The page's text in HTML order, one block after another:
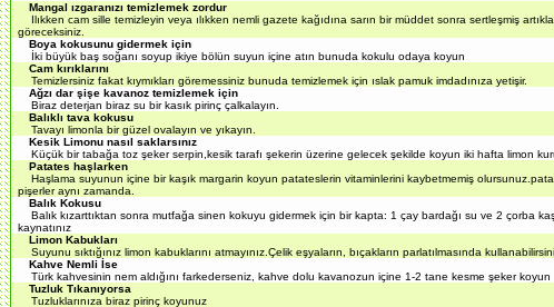
Mangal ızgaranızı temizlemek zordur
Ilıkken cam sille temizleyin veya ılıkken nemli gazete kağıdına sarın bir müddet sonra sertleşmiş
göreceksiniz.
Boya kokusunu gidermek için
İki büyük baş soğanı soyup ikiye bölün suyun içine atın bunuda kokulu odaya koyun
Cam kırıklarını
Temizlersiniz fakat kıymıkları göremessiniz bunuda temizlemek için ıslak pamuk imdadınıza yetişir.
Ağzı dar şişe kavanoz temizlemek için
Biraz deterjan biraz su bir kasık pirinç çalkalayın.
Balıklı tava kokusu
Tavayı limonla bir güzel ovalayın ve yıkayın.
Kesik Limonu nasıl saklarsınız
Küçük bir tabağa toz şeker serpin,kesik tarafı şekerin üzerine gelecek şekilde koyun iki hafta limon
Patates haşlarken
Haşlama suyunun içine bir kaşık margarin koyun patateslerin vitaminlerini kaybetmemiş
pişerler aynı zamanda.
Balık Kokusu
Balık kızarttıktan sonra mutfağa sinen kokuyu gidermek için bir kapta: 1 çay bardağı su ve 2 çorba
kaynatınız
Limon Kabukları
Suyunu sıktığınız limon kabuklarını atmayınız.Çelik eşyaların, bıçakların parlatılmasında
Kahve Nemli İse
Türk kahvesinin nem aldığını farkederseniz, kahve dolu kavanozun içine 1-2 tane kesme şeker koyun
Tuzluk Tıkanıyorsa
Tuzluklarınıza biraz pirinç koyunuz